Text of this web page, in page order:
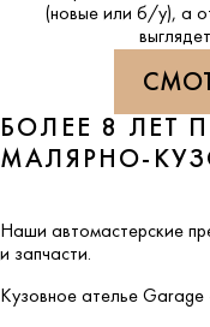
(новые или б/у), а
БОЛЕЕ 8 ЛЕТ
МАЛЯРНО-
Наши автомастерские
и запчасти.
Кузовное ателье Garage